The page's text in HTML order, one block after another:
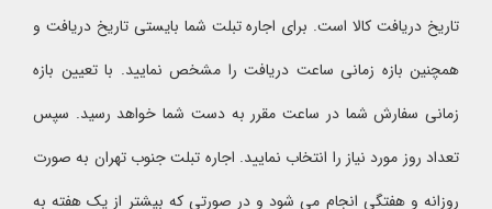
تاریخ دریافت کالا است. برای اجاره تبلت شما بایستی تاریخ دریافت و
همچنین بازه زمانی ساعت دریافت را مشخص نمایید. با تعیین بازه
زمانی سفارش شما در ساعت مقرر به دست شما خواهد رسید. سپس
تعداد روز مورد نیاز را انتخاب نمایید. اجاره تبلت جنوب تهران به صورت
روزانه و هفتگی انجام می شود و در صورتی که بیشتر از یک هفته به